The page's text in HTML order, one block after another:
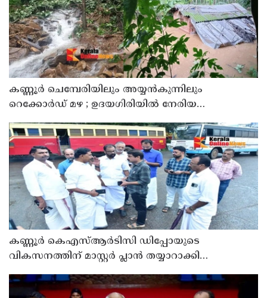
കണ്ണൂർ ചെമ്പേരിയിലും അയ്യൻകുന്നിലും
റെക്കോർഡ് മഴ ; ഉദയഗിരിയിൽ നേരിയ
ഉരുൾപൊട്ടൽ; 13 പേരെ ക്യാമ്പിലേക്ക് മാറ്റി
കണ്ണൂർ കെഎസ്ആർടിസി ഡിപ്പോയുടെ
വികസനത്തിന് മാസ്റ്റർ പ്ലാൻ തയ്യാറാക്കി
സമർപ്പിക്കും : ടി ഒ മോഹനൻ എം എൽ എ